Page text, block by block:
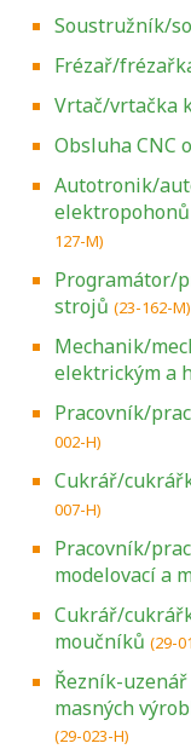
Soustružník/
Frézař/
Vrtač/vrtačka
Obsluha CNC
Autotronik/
127-M)
Programátor/
strojů (23-162-M)
Mechanik/
elektrickým a
Pracovník/
002-H)
Cukrář/
007-H)
Pracovník/
modelovací a
Cukrář/
moučníků (29-
Řezník-
masných
(29-023-H)